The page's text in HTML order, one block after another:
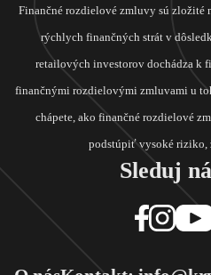
Finančné rozdielové zmluvy sú zložité
rýchlych finančných strát v
retailových investorov dochádza k
finančnými rozdielovými zmluvami u
chápete, ako finančné rozdielové
podstúpiť vysoké riziko,
Sleduj